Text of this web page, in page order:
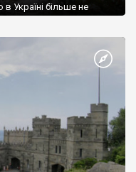
Україні більше не